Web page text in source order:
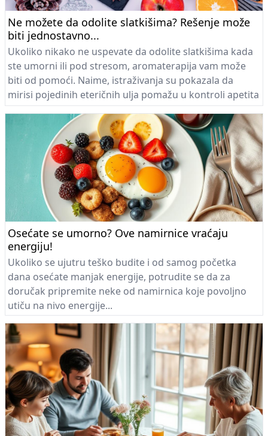
Ne možete da odolite slatkišima? Rešenje može
biti jednostavno...
Ukoliko nikako ne uspevate da odolite slatkišima kada
ste umorni ili pod stresom, aromaterapija vam može
biti od pomoći. Naime, istraživanja su pokazala da
mirisi pojedinih eteričnih ulja pomažu u kontroli apetita
i čak smanjuju žudnju za slatkišima...
Osećate se umorno? Ove namirnice vraćaju
energiju!
Ukoliko se ujutru teško budite i od samog početka
dana osećate manjak energije, potrudite se da za
doručak pripremite neke od namirnica koje povoljno
utiču na nivo energije...